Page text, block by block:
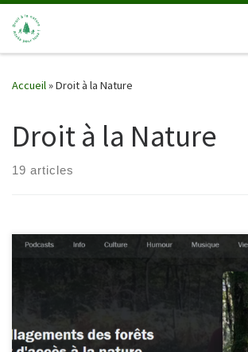
Passer au contenu
Accueil»Droit à la Nature
Droit à la Nature
19 articles
Les invités : https://www.radiofrance.fr/
14/le-13-14-du-jeudi-18-avril-2024-2627809